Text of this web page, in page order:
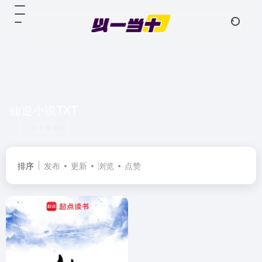
排序 发布 更新 浏览 点赞